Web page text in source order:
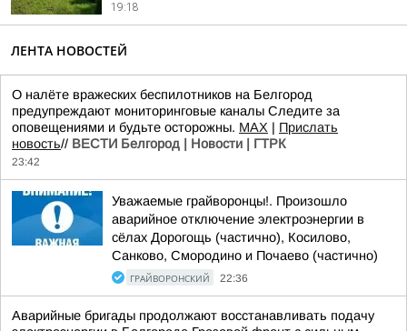
19:18
ЛЕНТА НОВОСТЕЙ
О налёте вражеских беспилотников на Белгород
предупреждают мониторинговые каналы Следите за
оповещениями и будьте осторожны. МАХ | Прислать
новость// ВЕСТИ Белгород | Новости | ГТРК
23:42
Уважаемые грайворонцы!. Произошло
аварийное отключение электроэнергии в
сёлах Дорогощь (частично), Косилово,
Санково, Смородино и Почаево (частично)
ГРАЙВОРОНСКИЙ 22:36
Аварийные бригады продолжают восстанавливать подачу